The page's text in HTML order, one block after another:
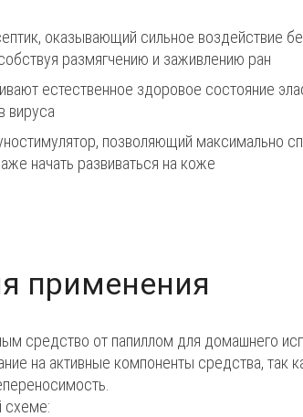
оказывающий сильное воздействие
размягчению и заживлению ран
естественное здоровое состояние
вируса
позволяющий максимально
начать развиваться на коже
применения
средство от папиллом для домашнего
на активные компоненты средства, так
схеме: